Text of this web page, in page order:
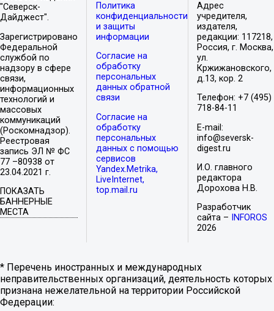
"Северск-
Дайджест".
Зарегистрировано
Федеральной
службой по
надзору в сфере
связи,
информационных
технологий и
массовых
коммуникаций
(Роскомнадзор).
Реестровая
запись ЭЛ № ФС
77 –80938 от
23.04.2021 г.
ПОКАЗАТЬ
БАННЕРНЫЕ
МЕСТА
Политика
конфиденциальности
и защиты
информации
Согласие на
обработку
персональных
данных обратной
связи
Согласие на
обработку
персональных
данных с помощью
сервисов
Yandex.Metrika,
LiveInternet,
top.mail.ru
Адрес
учредителя,
издателя,
редакции: 117218,
Россия, г. Москва,
ул.
Кржижановского,
д.13, кор. 2
Телефон: +7 (495)
718-84-11
E-mail:
info@seversk-
digest.ru
И.О. главного
редактора
Дорохова Н.В.
Разработчик
сайта –
INFOROS
2026
* Перечень иностранных и международных
неправительственных организаций, деятельность которых
признана нежелательной на территории Российской
Федерации: